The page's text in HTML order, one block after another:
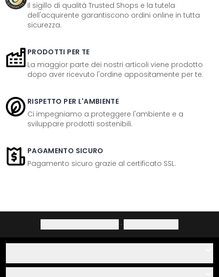
Il sigillo di qualità Trusted Shops e la tutela
dell'acquirente garantiscono ordini online in tutta
sicurezza.
PRODOTTI PER TE
La maggior parte dei nostri articoli viene prodotto
dopo aver ricevuto l'ordine appositamente per te.
RISPETTO PER L'AMBIENTE
Ci impegniamo a proteggere l'ambiente e a
sviluppare prodotti sostenibili.
PAGAMENTO SICURO
Pagamento sicuro grazie al certificato SSL.
·